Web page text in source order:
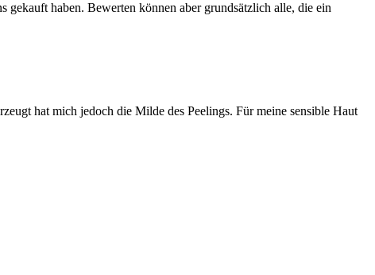
gekauft haben. Bewerten können aber grundsätzlich alle, die ein
hat mich jedoch die Milde des Peelings. Für meine sensible Haut